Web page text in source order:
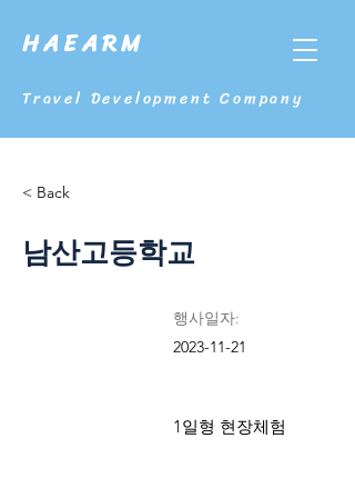
HAEARM
Travel Development Company
< Back
남산고등학교
행사일자:
2023-11-21
1일형 현장체험